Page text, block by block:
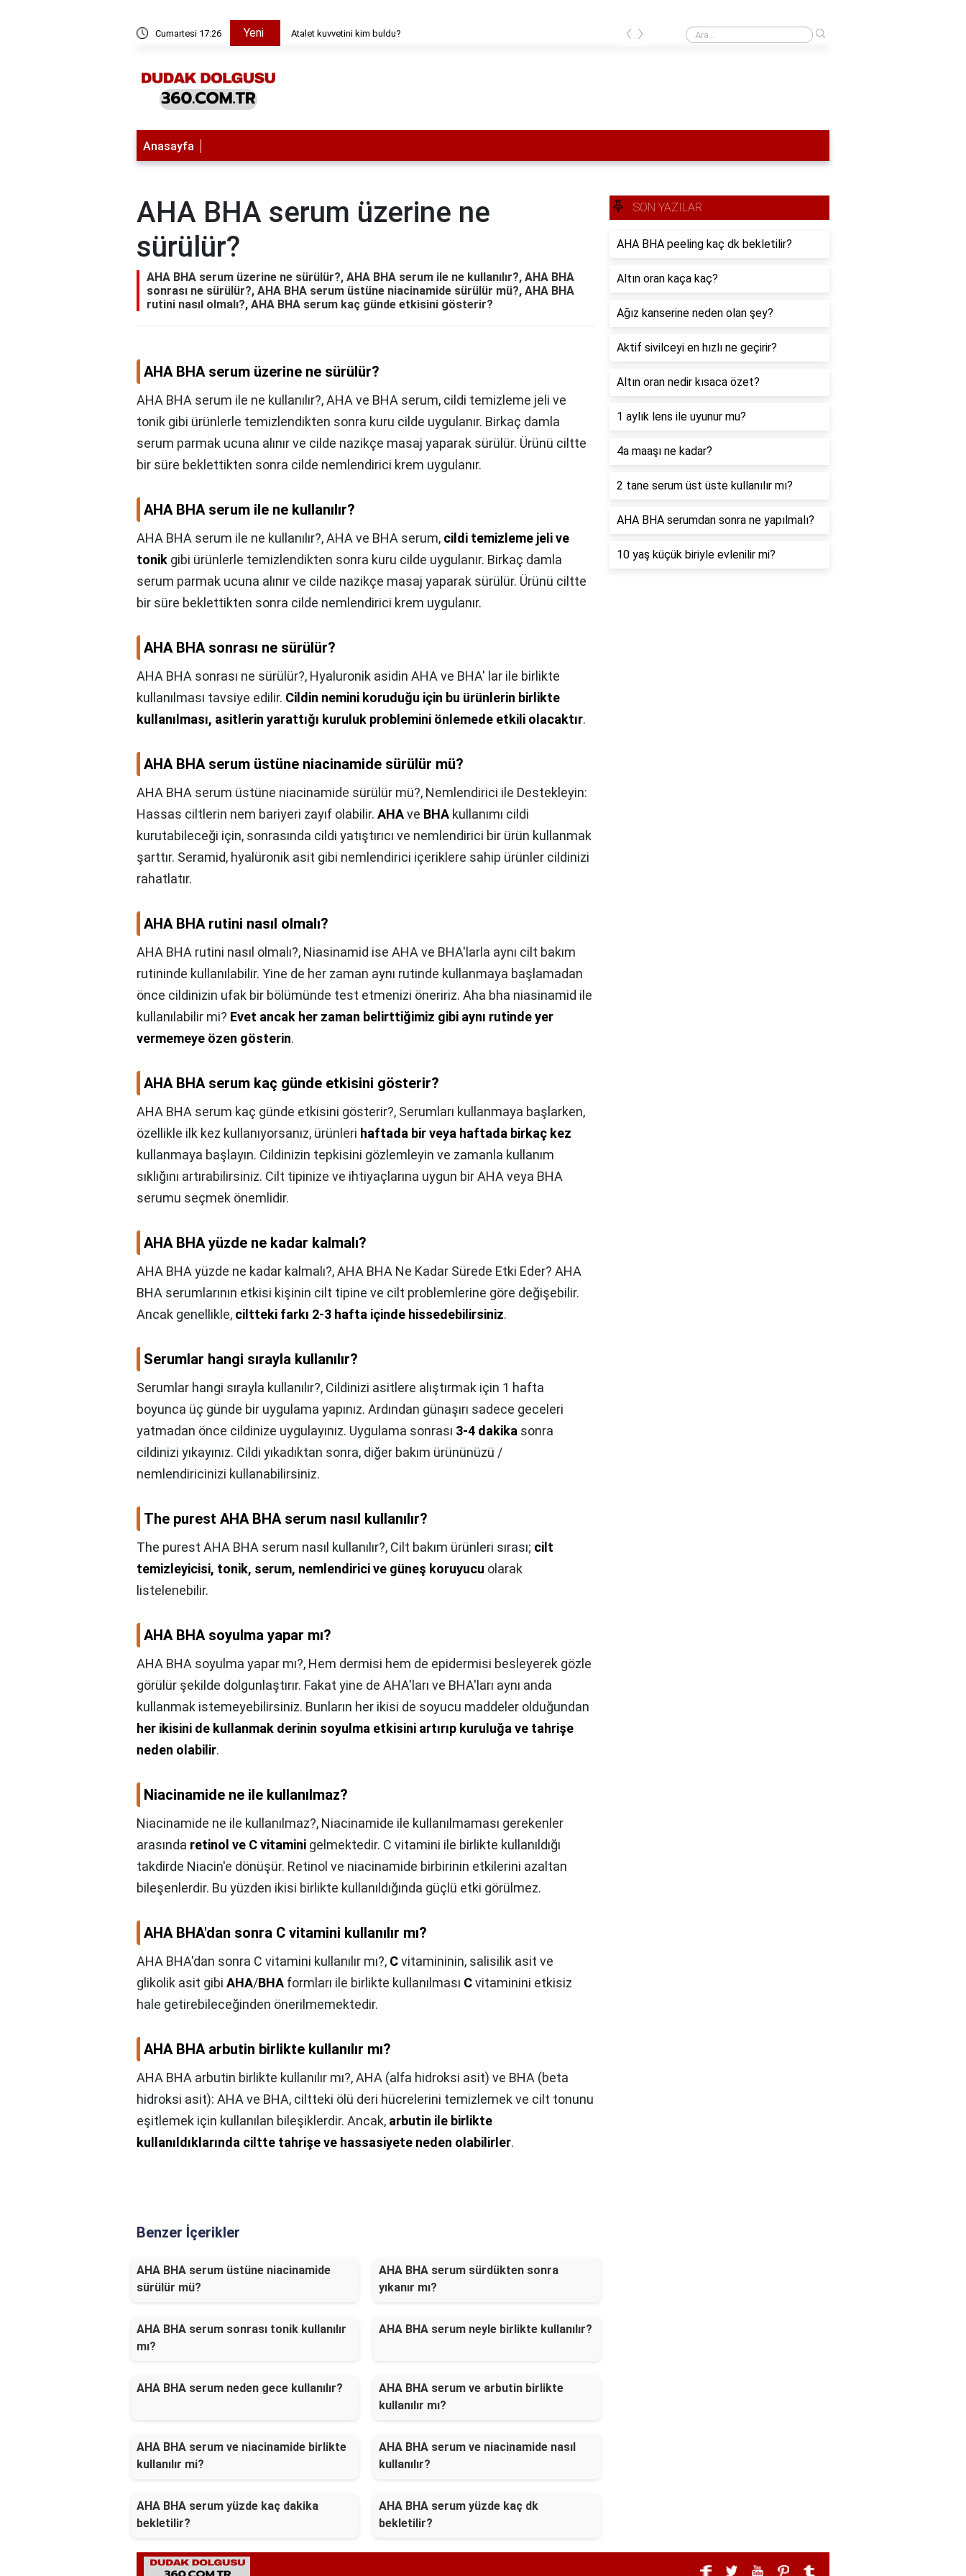
Cumartesi 17:26 Yeni Atalet kuvvetini kim buldu? Renault stop lambası neden yanar ve nasıl söndürülür?
‹ ›
Anasayfa
AHA BHA serum üzerine ne
sürülür?
AHA BHA serum üzerine ne sürülür?, AHA BHA serum ile ne kullanılır?, AHA BHA
sonrası ne sürülür?, AHA BHA serum üstüne niacinamide sürülür mü?, AHA BHA
rutini nasıl olmalı?, AHA BHA serum kaç günde etkisini gösterir?
AHA BHA serum üzerine ne sürülür?
AHA BHA serum ile ne kullanılır?, AHA ve BHA serum, cildi temizleme jeli ve
tonik gibi ürünlerle temizlendikten sonra kuru cilde uygulanır. Birkaç damla
serum parmak ucuna alınır ve cilde nazikçe masaj yaparak sürülür. Ürünü ciltte
bir süre beklettikten sonra cilde nemlendirici krem uygulanır.
AHA BHA serum ile ne kullanılır?
AHA BHA serum ile ne kullanılır?,AHA ve BHA serum, cildi temizleme jeli ve
tonik gibi ürünlerle temizlendikten sonra kuru cilde uygulanır. Birkaç damla
serum parmak ucuna alınır ve cilde nazikçe masaj yaparak sürülür. Ürünü ciltte
bir süre beklettikten sonra cilde nemlendirici krem uygulanır.
AHA BHA sonrası ne sürülür?
AHA BHA sonrası ne sürülür?, Hyaluronik asidin AHA ve BHA' lar ile birlikte
kullanılması tavsiye edilir. Cildin nemini koruduğu için bu ürünlerin birlikte
kullanılması, asitlerin yarattığı kuruluk problemini önlemede etkili olacaktır.
AHA BHA serum üstüne niacinamide sürülür mü?
AHA BHA serum üstüne niacinamide sürülür mü?, Nemlendirici ile Destekleyin:
Hassas ciltlerin nem bariyeri zayıf olabilir. AHAve BHA kullanımı cildi
kurutabileceği için, sonrasında cildi yatıştırıcı ve nemlendirici bir ürün kullanmak
şarttır. Seramid, hyalüronik asit gibi nemlendirici içeriklere sahip ürünler cildinizi
rahatlatır.
AHA BHA rutini nasıl olmalı?
AHA BHA rutini nasıl olmalı?, Niasinamid ise AHA ve BHA'larla aynı cilt bakım
rutininde kullanılabilir. Yine de her zaman aynı rutinde kullanmaya başlamadan
önce cildinizin ufak bir bölümünde test etmenizi öneririz. Aha bha niasinamid ile
kullanılabilir mi? Evet ancak her zaman belirttiğimiz gibi aynı rutinde yer
vermemeye özen gösterin.
AHA BHA serum kaç günde etkisini gösterir?
AHA BHA serum kaç günde etkisini gösterir?, Serumları kullanmaya başlarken,
özellikle ilk kez kullanıyorsanız, ürünleri haftada bir veya haftada birkaç kez
kullanmaya başlayın. Cildinizin tepkisini gözlemleyin ve zamanla kullanım
sıklığını artırabilirsiniz. Cilt tipinize ve ihtiyaçlarına uygun bir AHA veya BHA
serumu seçmek önemlidir.
AHA BHA yüzde ne kadar kalmalı?
AHA BHA yüzde ne kadar kalmalı?,AHA BHA Ne Kadar Sürede Etki Eder? AHA
BHA serumlarının etkisi kişinin cilt tipine ve cilt problemlerine göre değişebilir.
Ancak genellikle, ciltteki farkı 2-3 hafta içinde hissedebilirsiniz.
Serumlar hangi sırayla kullanılır?
Serumlar hangi sırayla kullanılır?, Cildinizi asitlere alıştırmak için 1 hafta
boyunca üç günde bir uygulama yapınız. Ardından günaşırı sadece geceleri
yatmadan önce cildinize uygulayınız. Uygulama sonrası 3-4 dakika sonra
cildinizi yıkayınız. Cildi yıkadıktan sonra, diğer bakım ürününüzü /
nemlendiricinizi kullanabilirsiniz.
The purest AHA BHA serum nasıl kullanılır?
The purest AHA BHA serum nasıl kullanılır?, Cilt bakım ürünleri sırası; cilt
temizleyicisi, tonik, serum, nemlendirici ve güneş koruyucu olarak
listelenebilir.
AHA BHA soyulma yapar mı?
AHA BHA soyulma yapar mı?, Hem dermisi hem de epidermisi besleyerek gözle
görülür şekilde dolgunlaştırır. Fakat yine de AHA'ları ve BHA'ları aynı anda
kullanmak istemeyebilirsiniz. Bunların her ikisi de soyucu maddeler olduğundan
her ikisini de kullanmak derinin soyulma etkisini artırıp kuruluğa ve tahrişe
neden olabilir.
Niacinamide ne ile kullanılmaz?
Niacinamide ne ile kullanılmaz?, Niacinamide ile kullanılmaması gerekenler
arasında retinol ve C vitamini gelmektedir. C vitamini ile birlikte kullanıldığı
takdirde Niacin'e dönüşür. Retinol ve niacinamide birbirinin etkilerini azaltan
bileşenlerdir. Bu yüzden ikisi birlikte kullanıldığında güçlü etki görülmez.
AHA BHA'dan sonra C vitamini kullanılır mı?
AHA BHA'dan sonra C vitamini kullanılır mı?, Cvitamininin, salisilik asit ve
glikolik asit gibi AHA/BHA formları ile birlikte kullanılması Cvitaminini etkisiz
hale getirebileceğinden önerilmemektedir.
AHA BHA arbutin birlikte kullanılır mı?
AHA BHA arbutin birlikte kullanılır mı?,AHA (alfa hidroksi asit) ve BHA (beta
hidroksi asit): AHA ve BHA, ciltteki ölü deri hücrelerini temizlemek ve cilt tonunu
eşitlemek için kullanılan bileşiklerdir. Ancak, arbutin ile birlikte
kullanıldıklarında ciltte tahrişe ve hassasiyete neden olabilirler.
Benzer İçerikler
AHA BHA serum üstüne niacinamide
sürülür mü?
AHA BHA serum sürdükten sonra
yıkanır mı?
AHA BHA serum sonrası tonik kullanılır
mı?
AHA BHA serum neyle birlikte kullanılır?
AHA BHA serum neden gece kullanılır?
AHA BHA serum ve arbutin birlikte
kullanılır mı?
AHA BHA serum ve niacinamide birlikte
kullanılır mi?
AHA BHA serum ve niacinamide nasıl
kullanılır?
AHA BHA serum yüzde kaç dakika
bekletilir?
AHA BHA serum yüzde kaç dk
bekletilir?
SON YAZILAR
AHA BHA peeling kaç dk bekletilir?
Altın oran kaça kaç?
Ağız kanserine neden olan şey?
Aktif sivilceyi en hızlı ne geçirir?
Altın oran nedir kısaca özet?
1 aylık lens ile uyunur mu?
4a maaşı ne kadar?
2 tane serum üst üste kullanılır mı?
AHA BHA serumdan sonra ne yapılmalı?
10 yaş küçük biriyle evlenilir mi?